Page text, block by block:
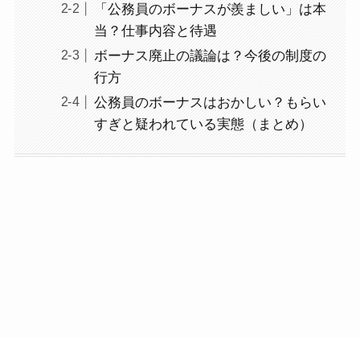
「公務員のボーナスが羨ましい」は本
当？仕事内容と待遇
ボーナス廃止の議論は？今後の制度の
行方
公務員のボーナスはおかしい？もらい
すぎと疑われている実態（まとめ）